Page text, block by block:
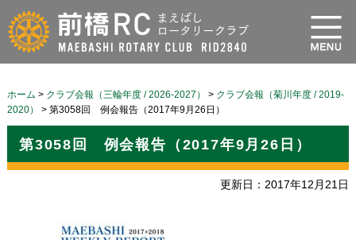
ホーム > クラブ会報（三輪年度 / 2026-2027） > クラブ会報（菊川年度 / 2019-
2020）
> 第3058回 例会報告（2017年9月26日）
第3058回 例会報告（2017年9月26日）
更新日：2017年12月21日